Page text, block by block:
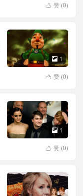
 赞 (0)
 1
 赞 (0)
 1
 赞 (0)